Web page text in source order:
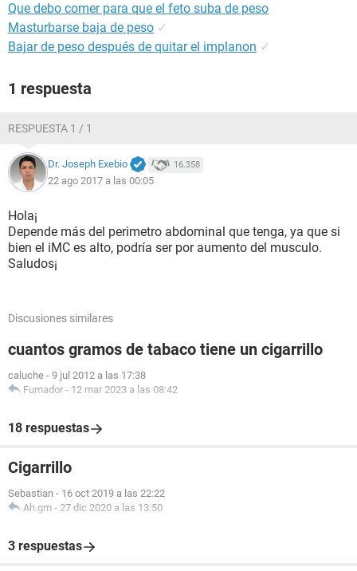
Que debo comer para que el feto suba de peso
Masturbarse baja de peso ✓
Bajar de peso después de quitar el implanon ✓
1 respuesta
RESPUESTA 1 / 1
Dr. Joseph Exebio 16.358
22 ago 2017 a las 00:05
Hola¡
Depende más del perimetro abdominal que tenga, ya que si
bien el iMC es alto, podría ser por aumento del musculo.
Saludos¡
Discusiones similares
cuantos gramos de tabaco tiene un cigarrillo
caluche - 9 jul 2012 a las 17:38
Fumador - 12 mar 2023 a las 08:42
18 respuestas
Cigarrillo
Sebastian - 16 oct 2019 a las 22:22
Ah.gm - 27 dic 2020 a las 13:50
3 respuestas